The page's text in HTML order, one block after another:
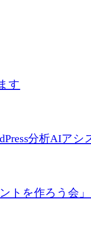
す
分析AIア
トを作ろう会